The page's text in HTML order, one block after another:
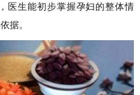
医生能初步掌握孕妇的整体情
据。